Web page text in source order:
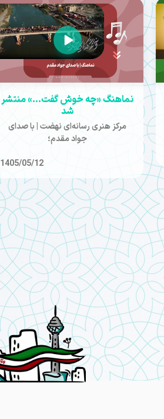
نماهنگ «چه خوش گفت...» منتشر
شد
مرکز هنری رسانه‌ای نهضت | با صدای
جواد مقدم؛
1405/05/12